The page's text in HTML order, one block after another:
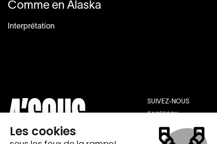
Comme en Alaska
Interprétation
SUIVEZ-NOUS
FACEBOOK
YOUTUBE